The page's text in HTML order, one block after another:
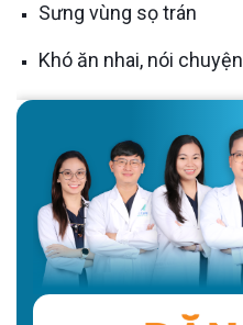
Sưng vùng sọ trán
Khó ăn nhai, nói chuyện